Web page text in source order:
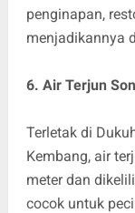
penginapan,
menjadikannya
6. Air Terjun
Terletak di
Kembang, air
meter dan
cocok untuk